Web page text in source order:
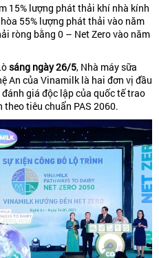
15% lượng phát thải khí nhà kính
55% lượng phát thải vào năm
ròng bằng 0 – Net Zero vào năm
sáng ngày 26/5, Nhà máy sữa
An của Vinamilk là hai đơn vị đầu
giá độc lập của quốc tế trao
tiêu chuẩn PAS 2060.